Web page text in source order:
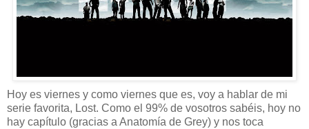
Hoy es viernes y como viernes que es, voy a hablar de mi
serie favorita, Lost. Como el 99% de vosotros sabéis, hoy no
hay capítulo (gracias a Anatomía de Grey) y nos toca